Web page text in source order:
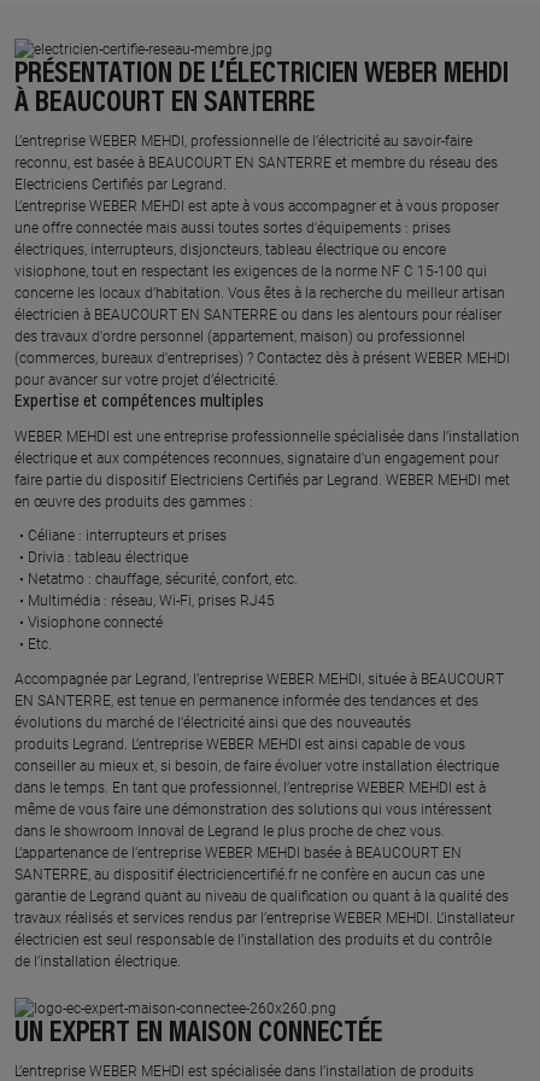
PRÉSENTATION DE L’ÉLECTRICIEN WEBER MEHDI
À BEAUCOURT EN SANTERRE
L’entreprise WEBER MEHDI, professionnelle de l’électricité au savoir-faire
reconnu, est basée à BEAUCOURT EN SANTERRE et membre du réseau des
Electriciens Certifiés par Legrand.​
L’entreprise WEBER MEHDI est apte à vous accompagner et à vous proposer
une offre connectée mais aussi toutes sortes d'équipements : prises
électriques, interrupteurs, disjoncteurs, tableau électrique ou encore
visiophone, tout en respectant les exigences de la norme NF C 15-100 qui
concerne les locaux d’habitation. Vous êtes à la recherche du meilleur artisan
électricien à BEAUCOURT EN SANTERRE ou dans les alentours pour réaliser
des travaux d'ordre personnel (appartement, maison) ou professionnel
(commerces, bureaux d'entreprises) ? Contactez dès à présent WEBER MEHDI
pour avancer sur votre projet d’électricité.
Expertise et compétences multiples​
​WEBER MEHDI est une entreprise professionnelle spécialisée dans l’installation
électrique et aux compétences reconnues, ​signataire d'un engagement pour
faire partie du dispositif Electriciens Certifiés par Legrand​. WEBER MEHDI met
en œuvre des produits des gammes : ​
Céliane : interrupteurs et prises ​
Drivia : tableau électrique ​
Netatmo : chauffage, sécurité, confort, etc.​
Multimédia : réseau, Wi-Fi, prises RJ45​
Visiophone connecté​
Etc.​
​Accompagnée par Legrand, l’entreprise WEBER MEHDI, située à BEAUCOURT
EN SANTERRE, est tenue en permanence informée des tendances et des
évolutions du marché de l'électricité ainsi que des nouveautés
produits Legrand. L’entreprise WEBER MEHDI est ainsi capable de vous
conseiller au mieux et, si besoin, de faire évoluer votre installation électrique
dans le temps. En tant que professionnel, l’entreprise WEBER MEHDI est à
même de vous faire une démonstration des solutions qui vous intéressent
dans le showroom Innoval de Legrand le plus proche de chez vous.​
L’appartenance de l’entreprise WEBER MEHDI basée à BEAUCOURT EN
SANTERRE, au dispositif électriciencertifié.fr ne confère en aucun cas une
garantie de Legrand quant au niveau de qualification ou quant à la qualité des
travaux réalisés et services rendus par l’entreprise WEBER MEHDI. L’installateur
électricien est seul responsable de l’installation des produits et du contrôle
de l’installation électrique.
UN EXPERT EN MAISON CONNECTÉE
L’entreprise WEBER MEHDI est spécialisée dans l’installation de produits